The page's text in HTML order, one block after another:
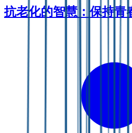
抗老化的智慧：保持青